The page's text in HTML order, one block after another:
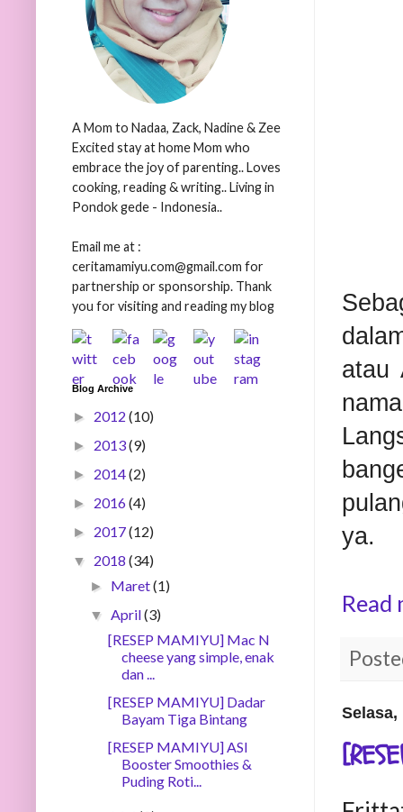
atau
ya.
Read
Selasa,
A Mom to Nadaa, Zack, Nadine & Zee
Excited stay at home Mom who
embrace the joy of parenting.. Loves
cooking, reading & writing.. Living in
Pondok gede - Indonesia..
Email me at :
ceritamamiyu.com@gmail.com for
partnership or sponsorship. Thank
you for visiting and reading my blog
Blog Archive
► 2012 (10)
► 2013(9)
► 2014(2)
► 2016(4)
► 2017(12)
▼ 2018 (34)
► Maret(1)
▼April(3)
[RESEP MAMIYU] Mac N
cheese yang simple, enak
dan ...
[RESEP MAMIYU] Dadar
Bayam Tiga Bintang
[RESEP MAMIYU] ASI
Booster Smoothies &
Puding Roti...